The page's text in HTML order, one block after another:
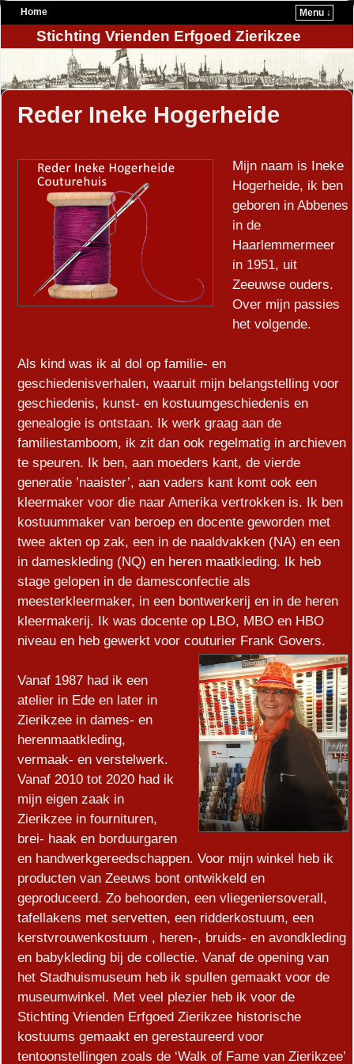
Home Menu ↓
Stichting Vrienden Erfgoed Zierikzee
Reder Ineke Hogerheide
Mijn naam is Ineke
Hogerheide, ik ben
geboren in Abbenes
in de
Haarlemmermeer
in 1951, uit
Zeeuwse ouders.
Over mijn passies
het volgende.
Als kind was ik al dol op familie- en
geschiedenisverhalen, waaruit mijn belangstelling voor
geschiedenis, kunst- en kostuumgeschiedenis en
genealogie is ontstaan. Ik werk graag aan de
familiestamboom, ik zit dan ook regelmatig in archieven
te speuren. Ik ben, aan moeders kant, de vierde
generatie ’naaister’, aan vaders kant komt ook een
kleermaker voor die naar Amerika vertrokken is. Ik ben
kostuummaker van beroep en docente geworden met
twee akten op zak, een in de naaldvakken (NA) en een
in dameskleding (NQ) en heren maatkleding. Ik heb
stage gelopen in de damesconfectie als
meesterkleermaker, in een bontwerkerij en in de heren
kleermakerij. Ik was docente op LBO, MBO en HBO
niveau en heb gewerkt voor couturier Frank Govers.
Vanaf 1987 had ik een
atelier in Ede en later in
Zierikzee in dames- en
herenmaatkleding,
vermaak- en verstelwerk.
Vanaf 2010 tot 2020 had ik
mijn eigen zaak in
Zierikzee in fournituren,
brei- haak en borduurgaren
en handwerkgereedschappen. Voor mijn winkel heb ik
producten van Zeeuws bont ontwikkeld en
geproduceerd. Zo behoorden, een vliegeniersoverall,
tafellakens met servetten, een ridderkostuum, een
kerstvrouwenkostuum , heren-, bruids- en avondkleding
en babykleding bij de collectie. Vanaf de opening van
het Stadhuismuseum heb ik spullen gemaakt voor de
museumwinkel. Met veel plezier heb ik voor de
Stichting Vrienden Erfgoed Zierikzee historische
kostuums gemaakt en gerestaureerd voor
tentoonstellingen zoals de ‘Walk of Fame van Zierikzee’